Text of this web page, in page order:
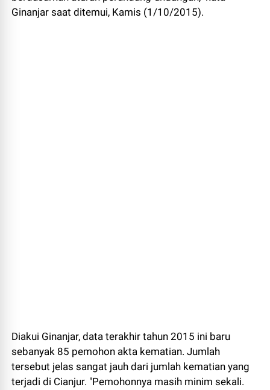
Ginanjar saat ditemui, Kamis (1/10/2015).
Diakui Ginanjar, data terakhir tahun 2015 ini baru
sebanyak 85 pemohon akta kematian. Jumlah
tersebut jelas sangat jauh dari jumlah kematian yang
terjadi di Cianjur. "Pemohonnya masih minim sekali.